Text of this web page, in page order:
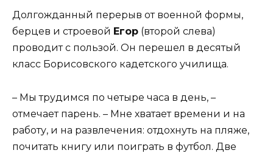
Долгожданный перерыв от военной формы,
берцев и строевой Егор (второй слева)
проводит с пользой. Он перешел в десятый
класс Борисовского кадетского училища.
– Мы трудимся по четыре часа в день, –
отмечает парень. – Мне хватает времени и на
работу, и на развлечения: отдохнуть на пляже,
почитать книгу или поиграть в футбол. Две